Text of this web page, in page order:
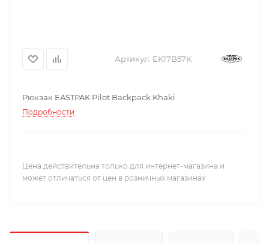
Артикул: EK17B57K
Рюкзак EASTPAK Pilot Backpack Khaki
Подробности
Цена действительна только для интернет-магазина и
может отличаться от цен в розничных магазинах